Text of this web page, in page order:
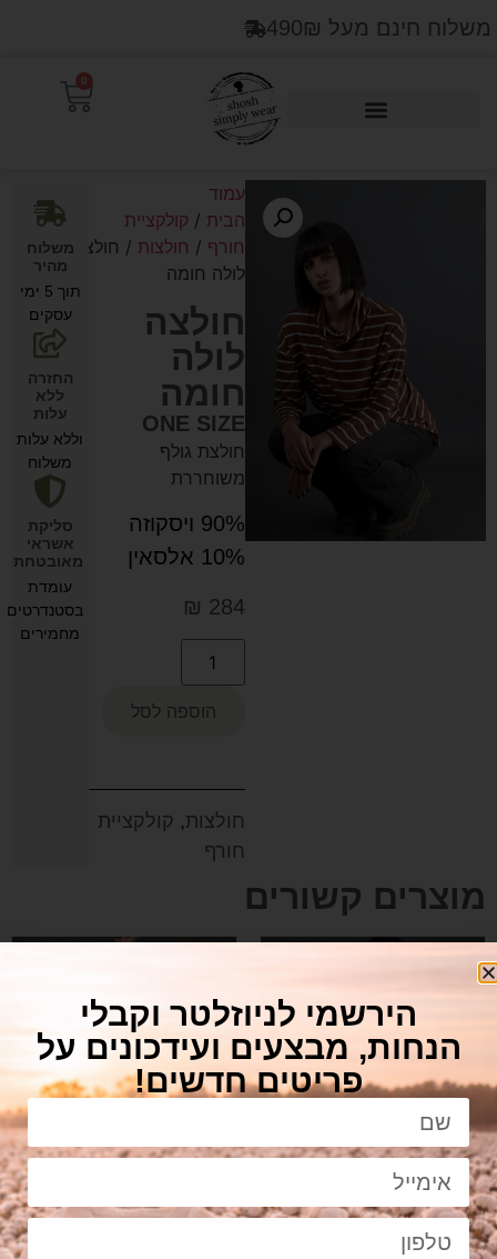
משלוח חינם מעל 490₪
0
עמוד
הבית / קולקציית
חורף / חולצות / חולצה
לולה חומה
חולצה
לולה
חומה
ONE SIZE
חולצת גולף
משוחררת
90% ויסקוזה
10% אלסאין
284
₪
הוספה לסל
חולצות, קולקציית
חורף
משלוח
מהיר
תוך 5 ימי
עסקים
החזרה
ללא
עלות
וללא עלות
משלוח
סליקת
אשראי
מאובטחת
עומדת
בסטנדרטים
מחמירים
מוצרים קשורים
חולצת לורן לבנה
265
חולצת פנמה חום כהה
הירשמי לניוזלטר וקבלי
הנחות, מבצעים ועידכונים על
פריטים חדשים!